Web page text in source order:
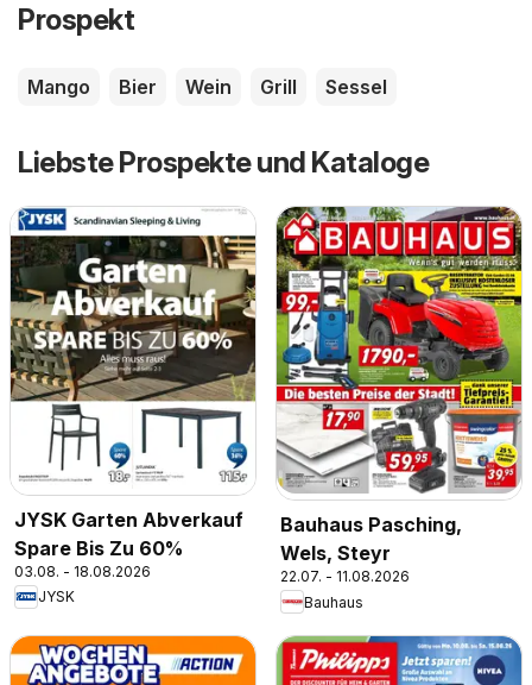
Prospekt
Mango Bier Wein Grill Sessel
Liebste Prospekte und Kataloge
JYSK Garten Abverkauf
Spare Bis Zu 60%
03.08. - 18.08.2026
JYSK
Bauhaus Pasching,
Wels, Steyr
22.07. - 11.08.2026
Bauhaus